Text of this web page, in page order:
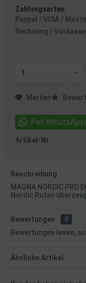
Zahlungsarten
Paypal / VISA /
Rechnung /
Merken
Artikel-Nr.:
Beschreibung
MAGNA NORDIC
Nordic Ruten
Bewertungen
0
Bewertungen lesen,
Ähnliche Artikel